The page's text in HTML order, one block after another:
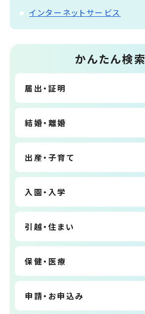
インターネットサービス
かんたん検索
届出・証明
結婚・離婚
出産・子育て
入園・入学
引越・住まい
保健・医療
申請・お申込み